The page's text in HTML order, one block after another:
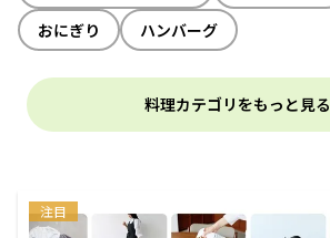
おにぎり
ハンバーグ
料理カテゴリをもっと見る
注目